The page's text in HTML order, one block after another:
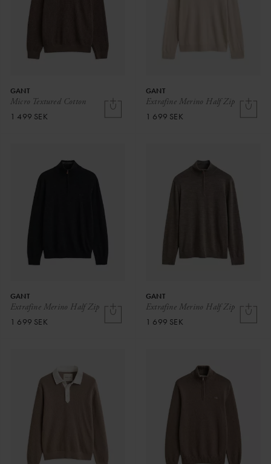
Micro Textured Cotton
GANT
1 499 SEK
Extrafine Merino Half Zip
GANT
1 699 SEK
Extrafine Merino Half Zip
GANT
1 699 SEK
Extrafine Merino Half Zip
GANT
1 699 SEK